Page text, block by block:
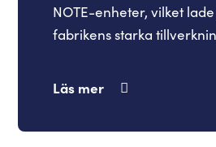
NOTE-enheter, vilket
fabrikens starka
Läs mer